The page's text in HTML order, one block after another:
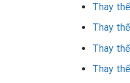
Thay
Thay
Thay
Thay